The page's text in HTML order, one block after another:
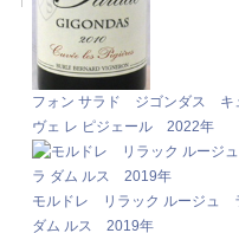
フォン サラド ジゴンダス キ
ヴェ レ ピジェール 2022年
モルドレ リラック ルージュ
ダム ルス 2019年